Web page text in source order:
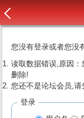
您没有登录或者您没
读取数据错误,原因
删除!
您还不是论坛会员,请
登录